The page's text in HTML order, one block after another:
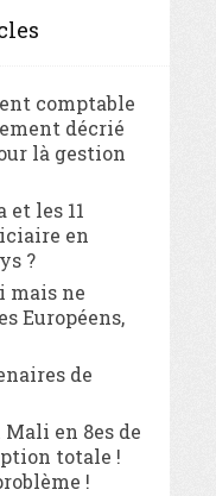
comptable
décrié
là gestion
les 11
en
?
mais ne
Européens,
de
en 8es de
totale !
!